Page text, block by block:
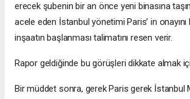
erecek şubenin bir an önce yeni binasına
acele eden İstanbul yönetimi Paris’ in
inşaatın başlanması talimatını resen verir.
Rapor geldiğinde bu görüşleri dikkate almak
Bir müddet sonra, gerek Paris gerek İstanbul